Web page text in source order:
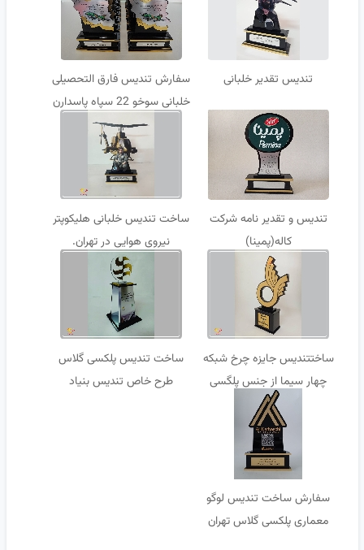
تندیس تقدیر خلبانی
سفارش تندیس فارق التحصیلی
خلبانی سوخو 22 سپاه پاسدارن
تندیس و تقدیر نامه شرکت
کاله(پمینا)
ساخت تندیس خلبانی هلیکوپتر
نیروی هوایی در تهران.
ساختتندیس جایزه چرخ شبکه
چهار سیما از جنس پلگسی
گلاس.
ساخت تندیس پلکسی گلاس
طرح خاص تندیس بنیاد
سفارش ساخت تندیس لوگو
معماری پلکسی گلاس تهران